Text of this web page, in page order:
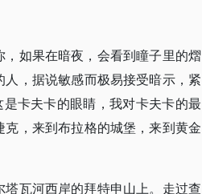
如果在暗夜，会看到瞳子里的熠
，据说敏感而极易接受暗示，紧
卡夫卡的眼睛，我对卡夫卡的最
，来到布拉格的城堡，来到黄金
瓦河西岸的拜特申山上。走过查